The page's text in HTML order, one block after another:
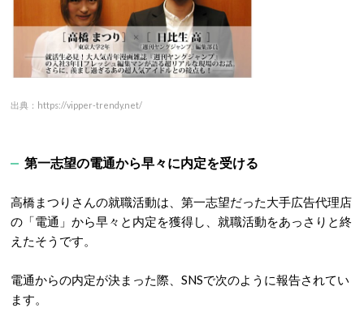
出典：https://vipper-trendy.net/
第一志望の電通から早々に内定を受ける
高橋まつりさんの就職活動は、第一志望だった大手広告代理店
の「電通」から早々と内定を獲得し、就職活動をあっさりと終
えたそうです。
電通からの内定が決まった際、SNSで次のように報告されてい
ます。